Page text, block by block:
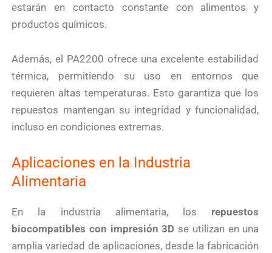
estarán en contacto constante con alimentos y
productos químicos.
Además, el PA2200 ofrece una excelente estabilidad
térmica, permitiendo su uso en entornos que
requieren altas temperaturas. Esto garantiza que los
repuestos mantengan su integridad y funcionalidad,
incluso en condiciones extremas.
Aplicaciones en la Industria
Alimentaria
En la industria alimentaria, los repuestos
biocompatibles con impresión 3D se utilizan en una
amplia variedad de aplicaciones, desde la fabricación